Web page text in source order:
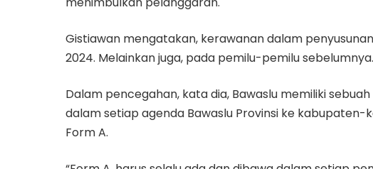
Gistiawan mengatakan, kerawanan dalam
2024. Melainkan juga, pada pemilu-pemilu sebelumnya.
Dalam pencegahan, kata dia, Bawaslu memiliki sebuah
dalam setiap agenda Bawaslu Provinsi ke
Form A.